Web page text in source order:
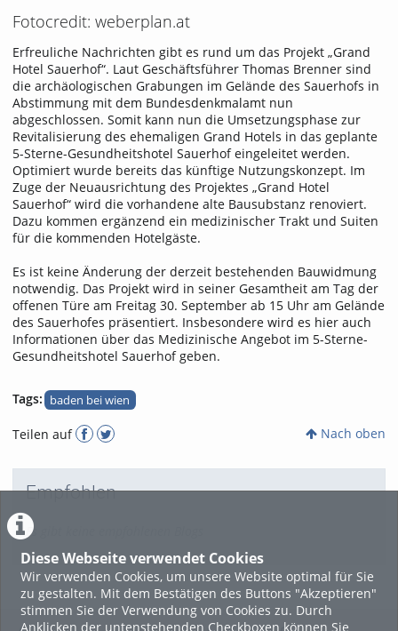
Diese Webseite verwendet Cookies
Wir verwenden Cookies, um unsere Website optimal für Sie
zu gestalten. Mit dem Bestätigen des Buttons "Akzeptieren"
stimmen Sie der Verwendung von Cookies zu. Durch
Anklicken der untenstehenden Checkboxen können Sie
Fotocredit: weberplan.at
Erfreuliche Nachrichten gibt es rund um das Projekt „Grand
Hotel Sauerhof“. Laut Geschäftsführer Thomas Brenner sind
die archäologischen Grabungen im Gelände des Sauerhofs in
Abstimmung mit dem Bundesdenkmalamt nun
abgeschlossen. Somit kann nun die Umsetzungsphase zur
Revitalisierung des ehemaligen Grand Hotels in das geplante
5-Sterne-Gesundheitshotel Sauerhof eingeleitet werden.
Optimiert wurde bereits das künftige Nutzungskonzept. Im
Zuge der Neuausrichtung des Projektes „Grand Hotel
Sauerhof“ wird die vorhandene alte Bausubstanz renoviert.
Dazu kommen ergänzend ein medizinischer Trakt und Suiten
für die kommenden Hotelgäste.
Es ist keine Änderung der derzeit bestehenden Bauwidmung
notwendig. Das Projekt wird in seiner Gesamtheit am Tag der
offenen Türe am Freitag 30. September ab 15 Uhr am Gelände
des Sauerhofes präsentiert. Insbesondere wird es hier auch
Informationen über das Medizinische Angebot im 5-Sterne-
Gesundheitshotel Sauerhof geben.
Tags: baden bei wien
Teilen auf Nach oben
Empfohlen
Es gibt keine empfohlenen Blogs